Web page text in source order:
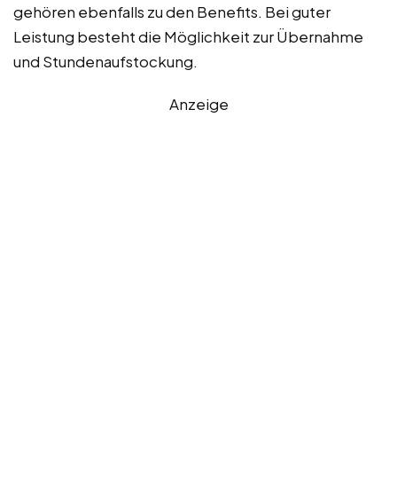
gehören ebenfalls zu den Benefits. Bei guter
Leistung besteht die Möglichkeit zur Übernahme
und Stundenaufstockung.
Anzeige